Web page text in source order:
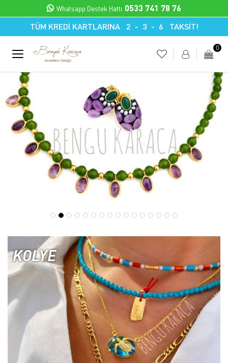
TÜM KREDİ KARTLARINA 2 - 3 - 6 TAKSİT!
Whatsapp Destek Hattı 0533 741 78 76
0
KOLYE